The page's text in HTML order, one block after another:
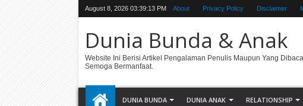
August 8, 2026 03:39:14 PM About Privacy Policy Disclaimer
Dunia Bunda & Anak
Website Ini Berisi Artikel Pengalaman Penulis Maupun Yang
Semoga Bermanfaat.
DUNIA BUNDA DUNIA ANAK RELATIONSHIP